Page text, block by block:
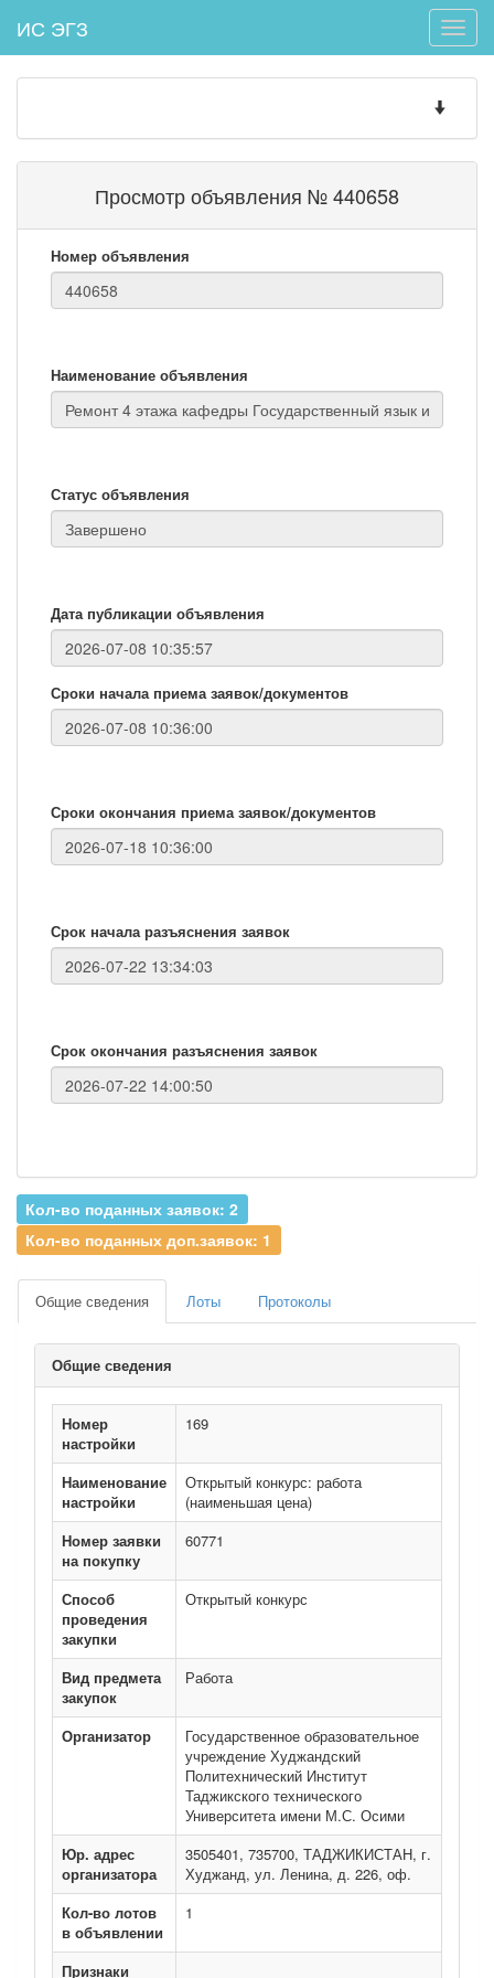
Toggle
ИС ЭГЗ
Toggle
Просмотр объявления № 440658
Номер объявления
Наименование объявления
Статус объявления
Дата публикации объявления
Сроки начала приема заявок/документов
Сроки окончания приема заявок/документов
Срок начала разъяснения заявок
Срок окончания разъяснения заявок
Кол-во поданных заявок: 2
Кол-во поданных доп.заявок: 1
Общие сведения Лоты Протоколы
Общие сведения
Номер
настройки
169
Наименование
настройки
Открытый конкурс: работа
(наименьшая цена)
Номер заявки
на покупку
60771
Способ
проведения
закупки
Открытый конкурс
Вид предмета
закупок
Работа
Организатор
Государственное образовательное
учреждение Худжандский
Политехнический Институт
Таджикского технического
Университета имени М.С. Осими
Юр. адрес
организатора
3505401, 735700, ТАДЖИКИСТАН, г.
Худжанд, ул. Ленина, д. 226, оф.
Кол-во лотов
в объявлении
1
Признаки